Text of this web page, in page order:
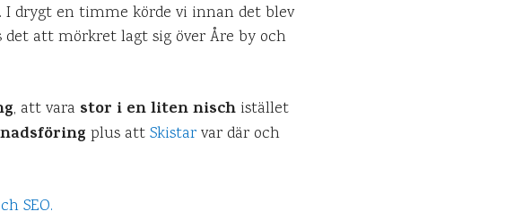
I drygt en timme körde vi innan det blev
att mörkret lagt sig över Åre by och
, att vara stor i en liten nischistället
plus attSkistarvar där och